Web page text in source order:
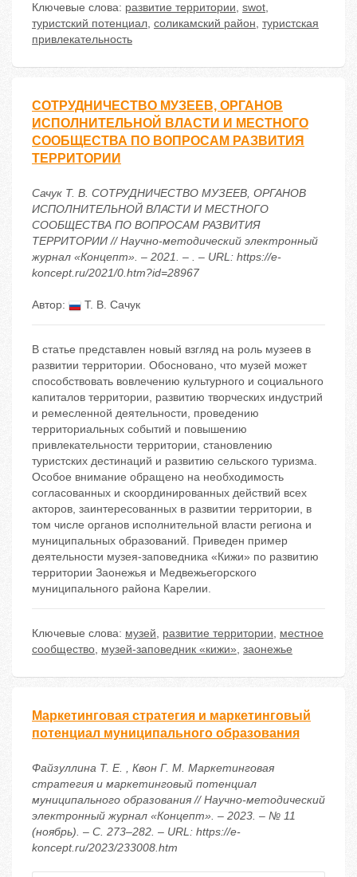
Ключевые слова: развитие территории, swot,
туристский потенциал, соликамский район, туристская
привлекательность
СОТРУДНИЧЕСТВО МУЗЕЕВ, ОРГАНОВ
ИСПОЛНИТЕЛЬНОЙ ВЛАСТИ И МЕСТНОГО
СООБЩЕСТВА ПО ВОПРОСАМ РАЗВИТИЯ
ТЕРРИТОРИИ
Сачук Т. В. СОТРУДНИЧЕСТВО МУЗЕЕВ, ОРГАНОВ
ИСПОЛНИТЕЛЬНОЙ ВЛАСТИ И МЕСТНОГО
СООБЩЕСТВА ПО ВОПРОСАМ РАЗВИТИЯ
ТЕРРИТОРИИ // Научно-методический электронный
журнал «Концепт». – 2021. – . – URL: https://e-
koncept.ru/2021/0.htm?id=28967
Автор: Т. В. Сачук
В статье представлен новый взгляд на роль музеев в
развитии территории. Обосновано, что музей может
способствовать вовлечению культурного и социального
капиталов территории, развитию творческих индустрий
и ремесленной деятельности, проведению
территориальных событий и повышению
привлекательности территории, становлению
туристских дестинаций и развитию сельского туризма.
Особое внимание обращено на необходимость
согласованных и скоординированных действий всех
акторов, заинтересованных в развитии территории, в
том числе органов исполнительной власти региона и
муниципальных образований. Приведен пример
деятельности музея-заповедника «Кижи» по развитию
территории Заонежья и Медвежьегорского
муниципального района Карелии.
Ключевые слова: музей, развитие территории, местное
сообщество, музей-заповедник «кижи», заонежье
Маркетинговая стратегия и маркетинговый
потенциал муниципального образования
Файзуллина Т. Е. , Квон Г. М. Маркетинговая
стратегия и маркетинговый потенциал
муниципального образования // Научно-методический
электронный журнал «Концепт». – 2023. – № 11
(ноябрь). – С. 273–282. – URL: https://e-
koncept.ru/2023/233008.htm